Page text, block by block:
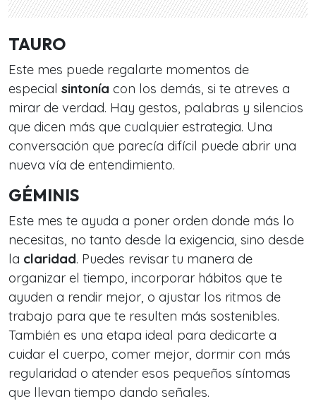
TAURO
Este mes puede regalarte momentos de
especial sintonía con los demás, si te atreves a
mirar de verdad. Hay gestos, palabras y silencios
que dicen más que cualquier estrategia. Una
conversación que parecía difícil puede abrir una
nueva vía de entendimiento.
GÉMINIS
Este mes te ayuda a poner orden donde más lo
necesitas, no tanto desde la exigencia, sino desde
la claridad. Puedes revisar tu manera de
organizar el tiempo, incorporar hábitos que te
ayuden a rendir mejor, o ajustar los ritmos de
trabajo para que te resulten más sostenibles.
También es una etapa ideal para dedicarte a
cuidar el cuerpo, comer mejor, dormir con más
regularidad o atender esos pequeños síntomas
que llevan tiempo dando señales.